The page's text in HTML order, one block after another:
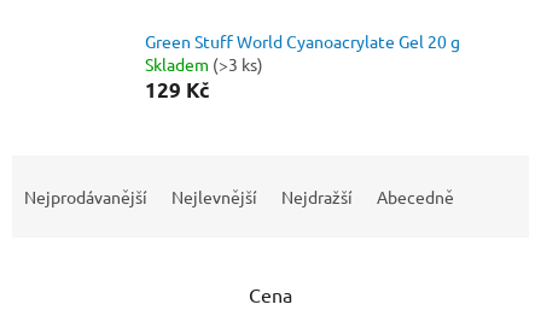
Green Stuff World Cyanoacrylate Gel 20 g
Skladem (>3 ks)
129 Kč
Nejprodávanější Nejlevnější Nejdražší Abecedně
Cena